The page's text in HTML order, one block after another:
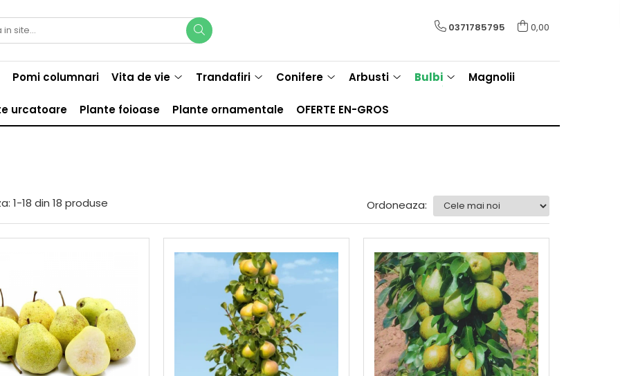
0371785795 0,00
Pomi columnari Vita de vie Trandafiri Conifere Arbusti Bulbi Magnolii
urcatoare Plante foioase Plante ornamentale OFERTE EN-GROS
1-18 din 18 produse Ordoneaza: